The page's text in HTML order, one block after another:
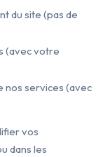
du site (pas de
(avec votre
nos services (avec
vos
dans les